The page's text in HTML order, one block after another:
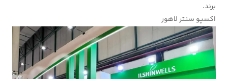
برند.
اکسپو سنتر لاهور